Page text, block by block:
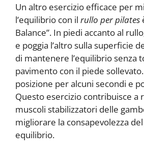
Un altro esercizio efficace per
l’equilibrio con il rullo per pilates
Balance”. In piedi accanto al
e poggia l’altro sulla superficie
di mantenere l’equilibrio senza
pavimento con il piede
posizione per alcuni secondi e
Questo esercizio contribuisce a
muscoli stabilizzatori delle
migliorare la consapevolezza
equilibrio.